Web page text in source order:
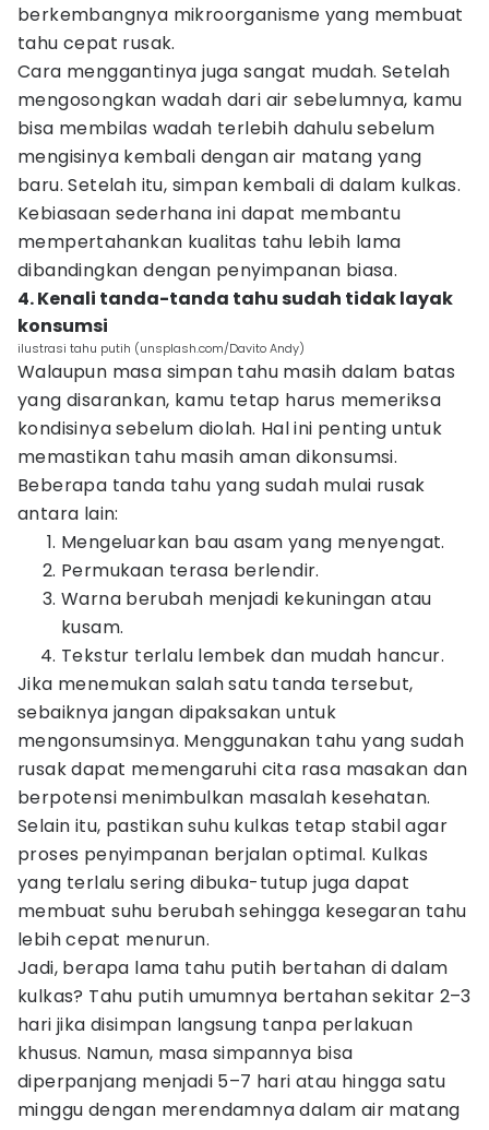
berkembangnya mikroorganisme yang membuat
tahu cepat rusak.
Cara menggantinya juga sangat mudah. Setelah
mengosongkan wadah dari air sebelumnya, kamu
bisa membilas wadah terlebih dahulu sebelum
mengisinya kembali dengan air matang yang
baru. Setelah itu, simpan kembali di dalam kulkas.
Kebiasaan sederhana ini dapat membantu
mempertahankan kualitas tahu lebih lama
dibandingkan dengan penyimpanan biasa.
4. Kenali tanda-tanda tahu sudah tidak layak
konsumsi
ilustrasi tahu putih (unsplash.com/Davito Andy)
Walaupun masa simpan tahu masih dalam batas
yang disarankan, kamu tetap harus memeriksa
kondisinya sebelum diolah. Hal ini penting untuk
memastikan tahu masih aman dikonsumsi.
Beberapa tanda tahu yang sudah mulai rusak
antara lain:
Mengeluarkan bau asam yang menyengat.
Permukaan terasa berlendir.
Warna berubah menjadi kekuningan atau
kusam.
Tekstur terlalu lembek dan mudah hancur.
Jika menemukan salah satu tanda tersebut,
sebaiknya jangan dipaksakan untuk
mengonsumsinya. Menggunakan tahu yang sudah
rusak dapat memengaruhi cita rasa masakan dan
berpotensi menimbulkan masalah kesehatan.
Selain itu, pastikan suhu kulkas tetap stabil agar
proses penyimpanan berjalan optimal. Kulkas
yang terlalu sering dibuka-tutup juga dapat
membuat suhu berubah sehingga kesegaran tahu
lebih cepat menurun.
Jadi, berapa lama tahu putih bertahan di dalam
kulkas? Tahu putih umumnya bertahan sekitar 2–3
hari jika disimpan langsung tanpa perlakuan
khusus. Namun, masa simpannya bisa
diperpanjang menjadi 5–7 hari atau hingga satu
minggu dengan merendamnya dalam air matang